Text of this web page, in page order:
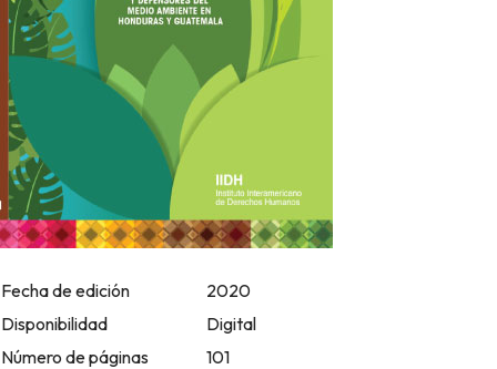
Fecha de edición
2020
Disponibilidad
Digital
Número de páginas
101